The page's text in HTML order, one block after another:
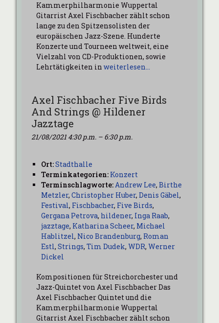
Kammerphilharmonie Wuppertal
Gitarrist Axel Fischbacher zählt schon
lange zu den Spitzensolisten der
europäischen Jazz-Szene. Hunderte
Konzerte und Tourneen weltweit, eine
Vielzahl von CD-Produktionen, sowie
Lehrtätigkeiten in weiterlesen…
Axel Fischbacher Five Birds
And Strings @ Hildener
Jazztage
21/08/2021 4:30 p.m. – 6:30 p.m.
Ort:Stadthalle
Terminkategorien: Konzert
Terminschlagworte:Andrew Lee, Birthe
Metzler, Christopher Huber, Denis Gäbel,
Festival, Fischbacher, Five Birds,
Gergana Petrova, hildener, Inga Raab,
jazztage, Katharina Scheer, Michael
Hablitzel, Nico Brandenburg, Roman
Estl, Strings, Tim Dudek, WDR, Werner
Dickel
Kompositionen für Streichorchester und
Jazz-Quintet von Axel Fischbacher Das
Axel Fischbacher Quintet und die
Kammerphilharmonie Wuppertal
Gitarrist Axel Fischbacher zählt schon